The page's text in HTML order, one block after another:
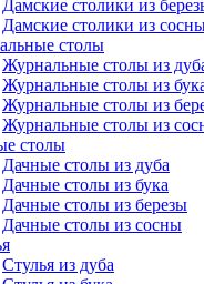
Дамские столики из
Дамские столики из
столы
Журнальные столы из
Журнальные столы из
Журнальные столы из
Журнальные столы из
столы
Дачные столы из дуба
Дачные столы из бука
Дачные столы из березы
Дачные столы из сосны
Стулья из дуба